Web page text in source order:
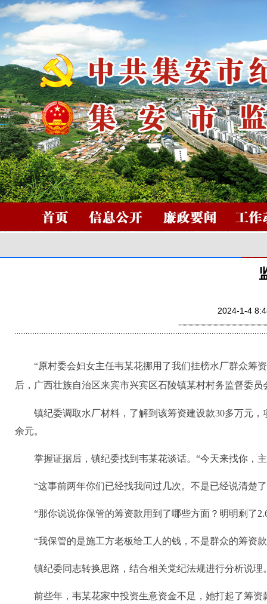
2024-1-4
“原村委会妇女主任韦某花挪用了我们挂榜水厂群众筹
后， 广西壮族自治区来宾市兴宾区石陵镇某村村务监督委员
镇纪委调取水厂材料，了解到该筹资建设款30多万元，
余元。
掌握证据后，镇纪委找到韦某花谈话。“今天来找你，
“这事前两年你们已经找我问过几次。不是已经说清楚了
“那你说说你保管的筹资款用到了哪些方面？明明剩了
“我保管的是施工方老板给工人的钱，不是群众的筹资款
镇纪委同志转换思路，结合相关党纪法规进行分析说理
前些年，韦某花家中投资生意资金不足，她打起了筹资